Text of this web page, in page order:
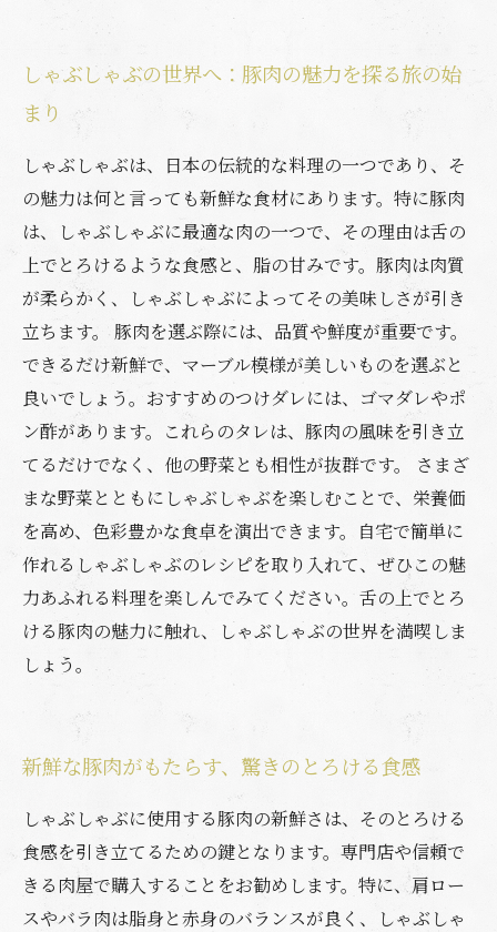
豚肉の選び方と食卓を彩るしゃぶしゃぶの楽し
み方
舌の上でとろける豚肉の魅力を再発見！しゃぶ
しゃぶで楽しもう
しゃぶしゃぶの世界へ：豚肉の魅力を探る旅の始
まり
しゃぶしゃぶは、日本の伝統的な料理の一つであり、そ
の魅力は何と言っても新鮮な食材にあります。特に豚肉
は、しゃぶしゃぶに最適な肉の一つで、その理由は舌の
上でとろけるような食感と、脂の甘みです。豚肉は肉質
が柔らかく、しゃぶしゃぶによってその美味しさが引き
立ちます。 豚肉を選ぶ際には、品質や鮮度が重要です。
できるだけ新鮮で、マーブル模様が美しいものを選ぶと
良いでしょう。おすすめのつけダレには、ゴマダレやポ
ン酢があります。これらのタレは、豚肉の風味を引き立
てるだけでなく、他の野菜とも相性が抜群です。 さまざ
まな野菜とともにしゃぶしゃぶを楽しむことで、栄養価
を高め、色彩豊かな食卓を演出できます。自宅で簡単に
作れるしゃぶしゃぶのレシピを取り入れて、ぜひこの魅
力あふれる料理を楽しんでみてください。舌の上でとろ
ける豚肉の魅力に触れ、しゃぶしゃぶの世界を満喫しま
しょう。
新鮮な豚肉がもたらす、驚きのとろける食感
しゃぶしゃぶに使用する豚肉の新鮮さは、そのとろける
食感を引き立てるための鍵となります。専門店や信頼で
きる肉屋で購入することをお勧めします。特に、肩ロー
スやバラ肉は脂身と赤身のバランスが良く、しゃぶしゃ